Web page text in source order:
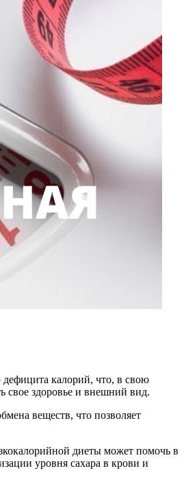
калорий, что, в свою
свое здоровье и внешний вид.
веществ, что позволяет
диеты может помочь в
уровня сахара в крови и